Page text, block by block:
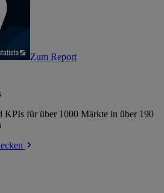
Zum Report
KPIs für über 1000 Märkte in über 190